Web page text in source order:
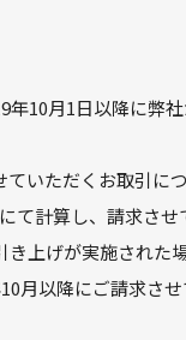
年10月1日以降に弊
ていただくお取引に
て計算し、請求させ
き上げが実施された
月以降にご請求さ